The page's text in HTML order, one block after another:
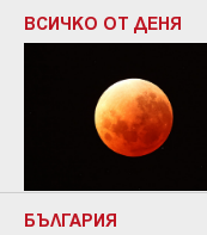
ВСИЧКО ОТ ДЕНЯ
БЪЛГАРИЯ